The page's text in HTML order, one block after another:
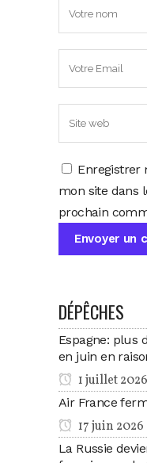
Enregistrer
mon site dans
prochain
DÉPÊCHES
Espagne: plus
en juin en
1 juillet
Air France
17 juin 2026
La Russie